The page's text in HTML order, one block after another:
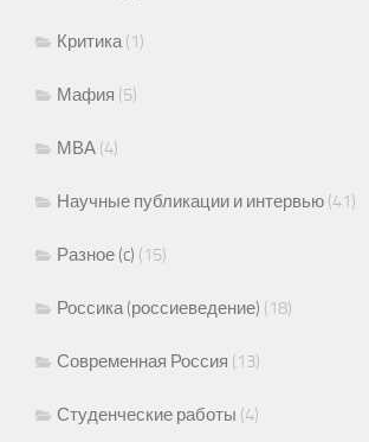
Критика(1)
Мафия (5)
МВА (4)
Научные публикации и интервью (41)
Разное (c) (15)
Россика (россиеведение) (18)
Современная Россия (13)
Студенческие работы (4)